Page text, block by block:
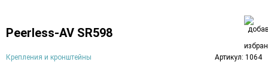
Peerless-AV SR598
Крепления и кронштейны Артикул: 1064